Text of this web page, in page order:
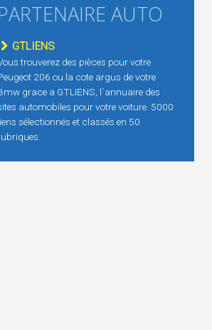
AUTO
GTLIENS
trouverez des pièces pour votre
206 ou la cote argus de votre
grace a GTLIENS, l´annuaire des
automobiles pour votre voiture. 5000
sélectionnés et classés en 50